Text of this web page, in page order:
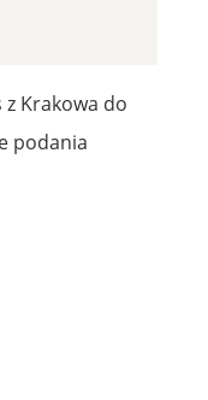
z Krakowa do
podania